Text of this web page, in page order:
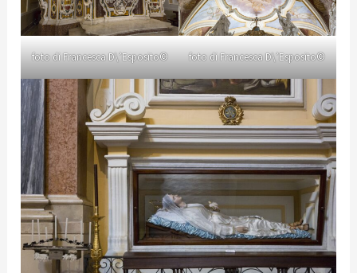
foto di Francesca D\’Esposito© foto di Francesca D\’Esposito©